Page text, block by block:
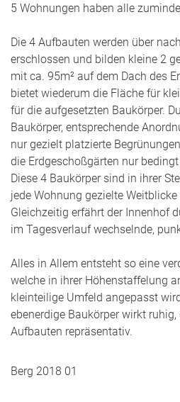
5 Wohnungen haben alle
Die 4 Aufbauten werden über
erschlossen und bilden kleine 2
mit ca. 95m² auf dem Dach des
bietet wiederum die Fläche für
für die aufgesetzten Baukörper.
Baukörper, entsprechende
nur gezielt platzierte
die Erdgeschoßgärten nur
Diese 4 Baukörper sind in ihrer
jede Wohnung gezielte Weitblicke
Gleichzeitig erfährt der Innenhof
im Tagesverlauf wechselnde,
Alles in Allem entsteht so eine
welche in ihrer Höhenstaffelung
kleinteilige Umfeld angepasst
ebenerdige Baukörper wirkt
Aufbauten repräsentativ.
Berg 2018 01